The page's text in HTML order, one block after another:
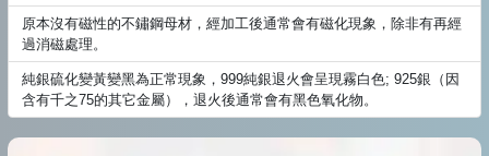
原本沒有磁性的不鏽鋼母材，經加工後通常會有磁化現象，除非有再經
過消磁處理。
純銀硫化變黃變黑為正常現象，999純銀退火會呈現霧白色; 925銀（因
含有千之75的其它金屬），退火後通常會有黑色氧化物。